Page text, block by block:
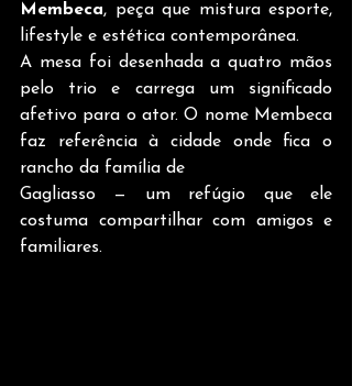
Membeca, peça que mistura esporte,
lifestyle e estética contemporânea.
A mesa foi desenhada a quatro mãos
pelo trio e carrega um significado
afetivo para o ator. O nome Membeca
faz referência à cidade onde fica o
rancho da família de
Gagliasso — um refúgio que ele
costuma compartilhar com amigos e
familiares.